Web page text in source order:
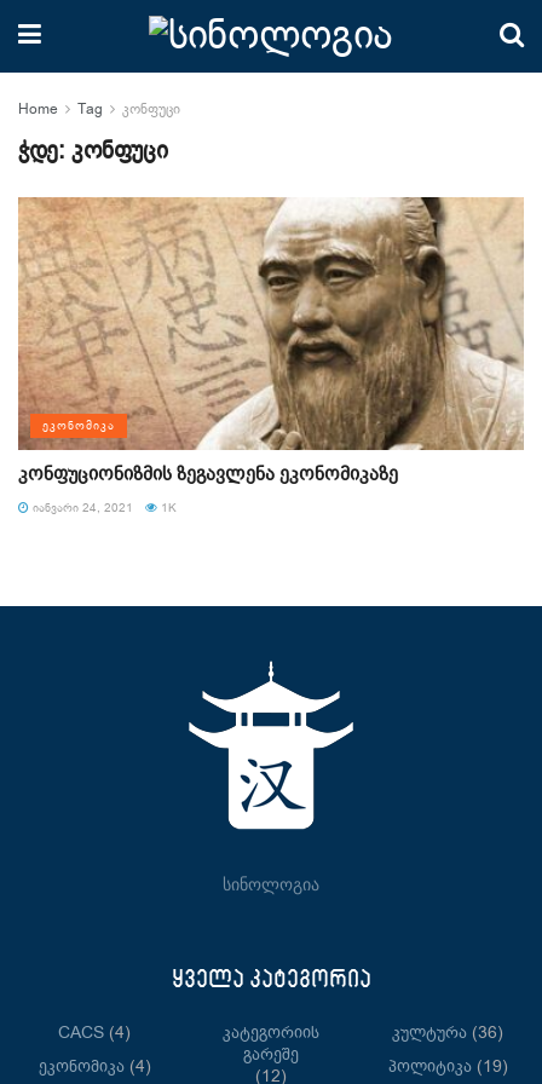
Home Tag კონფუცი
ჭდე: კონფუცი
ᲔᲙᲝᲜᲝᲛᲘᲙᲐ
კონფუციონიზმის ზეგავლენა ეკონომიკაზე
ᲘᲐᲜᲕᲐᲠᲘ 24, 2021 1K
სინოლოგია
ყველა კატეგორია
CACS (4)
Ეკონომიკა(4)
Კატეგორიის
Გარეშე
(12)
Კულტურა (36)
Პოლიტიკა(19)